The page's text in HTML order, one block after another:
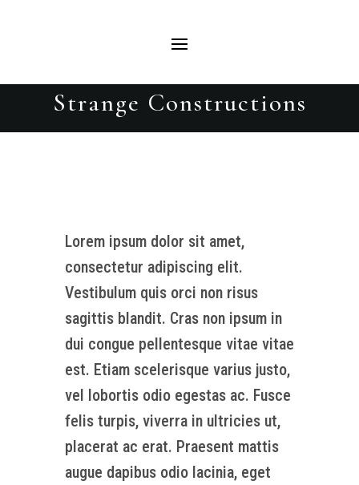
Strange Constructions
Lorem ipsum dolor sit amet,
consectetur adipiscing elit.
Vestibulum quis orci non risus
sagittis blandit. Cras non ipsum in
dui congue pellentesque vitae vitae
est. Etiam scelerisque varius justo,
vel lobortis odio egestas ac. Fusce
felis turpis, viverra in ultricies ut,
placerat ac erat. Praesent mattis
augue dapibus odio lacinia, eget